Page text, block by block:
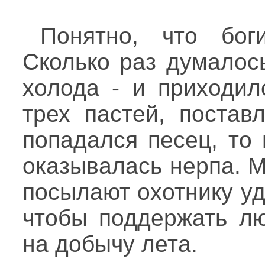
Понятно, что
Сколько раз
холода - и
трех пастей,
попадался песец,
оказывалась нерпа.
посылают охотнику
чтобы поддержать
на добычу лета.